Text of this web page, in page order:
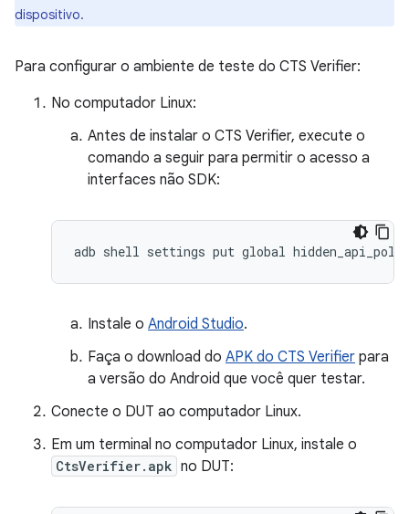
dispositivo.
Para configurar o ambiente de teste do CTS Verifier:
No computador Linux:
Antes de instalar o CTS Verifier, execute o
comando a seguir para permitir o acesso a
interfaces não SDK:
Instale o Android Studio.
Faça o download do APK do CTS Verifier para
a versão do Android que você quer testar.
Conecte o DUT ao computador Linux.
Em um terminal no computador Linux, instale o
CtsVerifier.apk no DUT: